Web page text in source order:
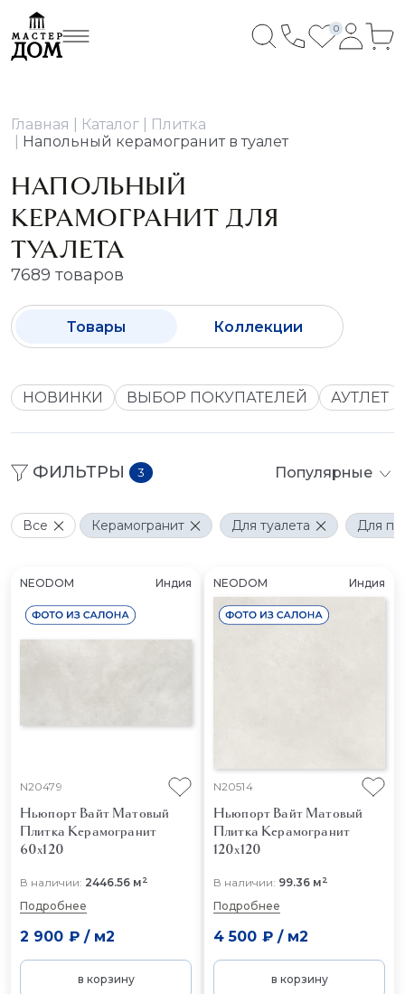
0
Главная Каталог
Плитка
Напольный керамогранит в туалет
НАПОЛЬНЫЙ
КЕРАМОГРАНИТ ДЛЯ
ТУАЛЕТА
7689 товаров
Товары Коллекции
НОВИНКИ ВЫБОР ПОКУПАТЕЛЕЙ АУТЛЕТ
ФИЛЬТРЫ 3 Популярные
Все Керамогранит Для туалета Для
NEODOM Индия
N20479
Ньюпорт Вайт Матовый
Плитка Керамогранит
60x120
В наличии: 2446.56 м2
Подробнее
2 900 ₽/ м2
в корзину
NEODOM Индия
N20514
Ньюпорт Вайт Матовый
Плитка Керамогранит
120x120
В наличии: 99.36 м2
Подробнее
4 500 ₽/ м2
в корзину